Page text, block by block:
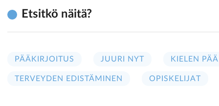
Etsitkö näitä?
PÄÄKIRJOITUS JUURI NYT KIELEN
TERVEYDEN EDISTÄMINEN OPISKELIJAT